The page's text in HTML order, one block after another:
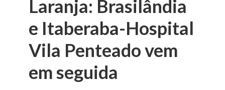
Laranja: Brasilândia
e Itaberaba-Hospital
Vila Penteado vem
em seguida